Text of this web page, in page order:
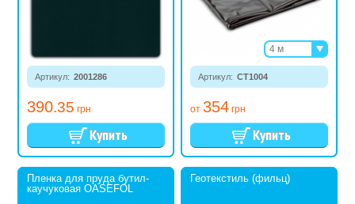
Артикул: 2001286
390.35 грн
Артикул: СТ1004
от 354 грн
4 м
Пленка для пруда бутил-
каучуковая OASEFOL
Геотекстиль (фильц)